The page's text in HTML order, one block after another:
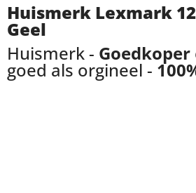
Huismerk Lexmark
Geel
Huismerk - Goedkoper
goed als orgineel -